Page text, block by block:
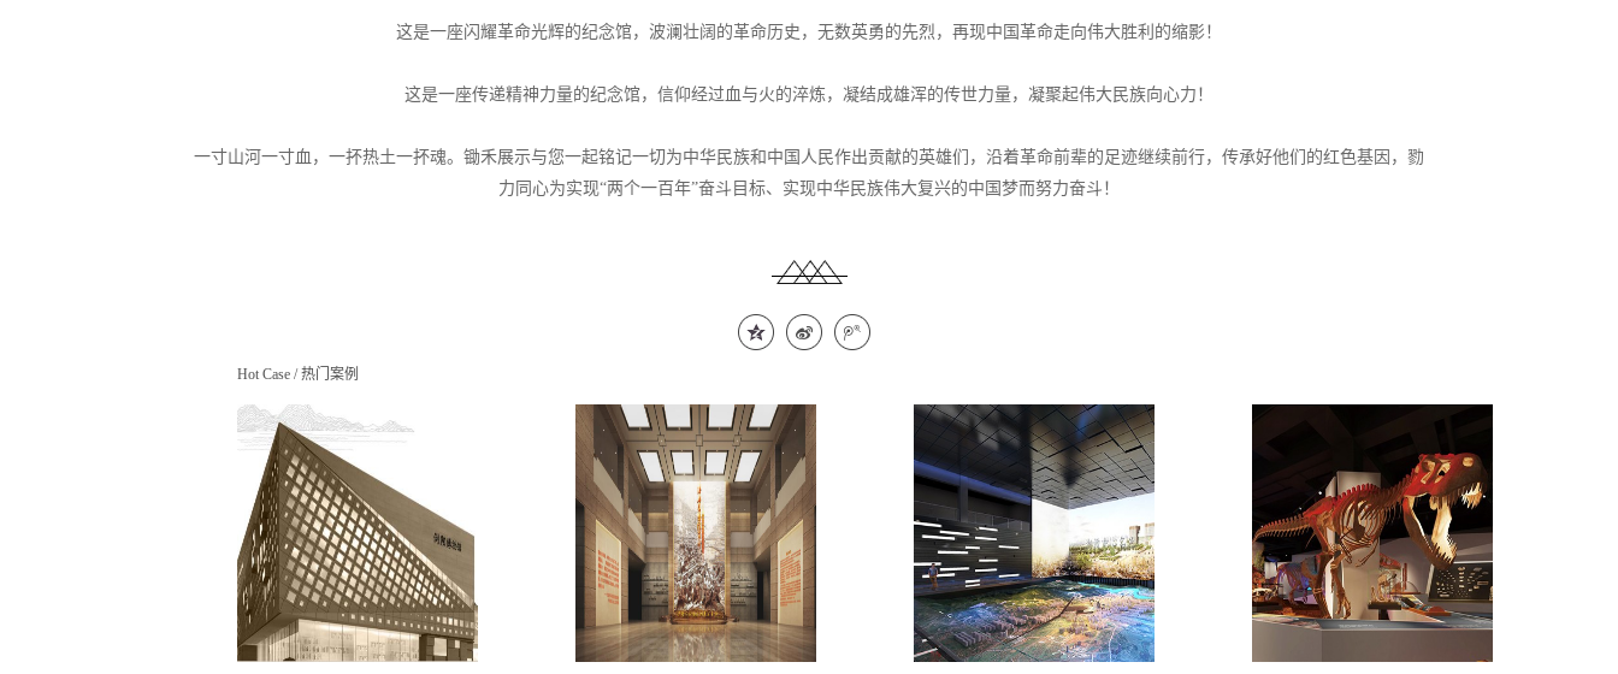
这是一座闪耀革命光辉的纪念馆，波澜壮阔的革命历史，无数英勇的先烈，再现中国革命走向伟大胜利的缩影！
这是一座传递精神力量的纪念馆，信仰经过血与火的淬炼，凝结成雄浑的传世力量，凝聚起伟大民族向心力！
一寸山河一寸血，一抔热土一抔魂。锄禾展示与您一起铭记一切为中华民族和中国人民作出贡献的英雄们，沿着革命前辈的足迹继续前行，传承好他们的红色基因，勠
力同心为实现“两个一百年”奋斗目标、实现中华民族伟大复兴的中国梦而努力奋斗！
Hot Case / 热门案例